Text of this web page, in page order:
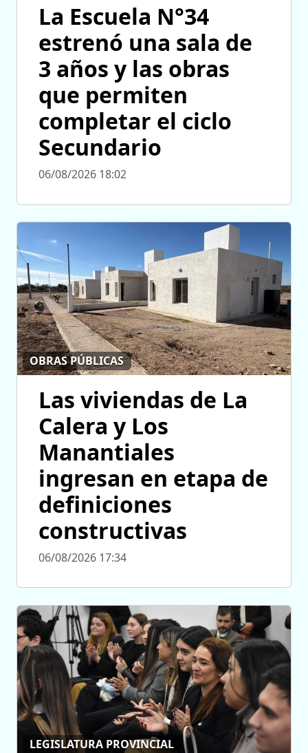
La Escuela N°34
estrenó una sala de
3 años y las obras
que permiten
completar el ciclo
Secundario
06/08/2026 18:02
OBRAS PÚBLICAS
Las viviendas de La
Calera y Los
Manantiales
ingresan en etapa de
definiciones
constructivas
06/08/2026 17:34
LEGISLATURA PROVINCIAL